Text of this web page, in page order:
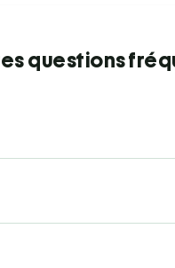
questions